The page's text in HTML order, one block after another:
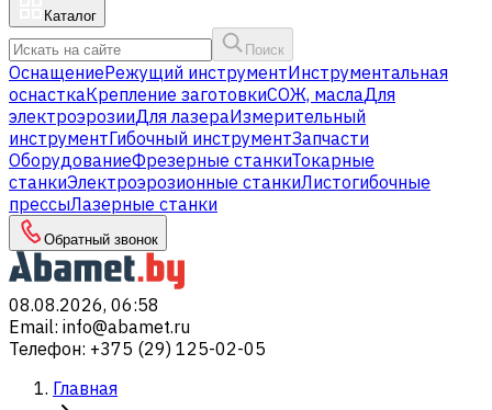
Каталог
Поиск
ОснащениеРежущий инструментИнструментальная
оснасткаКрепление заготовкиСОЖ, маслаДля
электроэрозииДля лазераИзмерительный
инструментГибочный инструментЗапчасти
ОборудованиеФрезерные станкиТокарные
станкиЭлектроэрозионные станкиЛистогибочные
прессыЛазерные станки
Обратный звонок
08.08.2026, 06:58
Email: info@abamet.ru
Телефон: +375 (29) 125-02-05
Главная